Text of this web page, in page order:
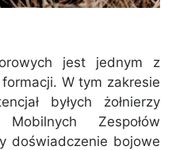
jest jednym z
W tym zakresie
byłych żołnierzy
Zespołów
doświadczenie bojowe